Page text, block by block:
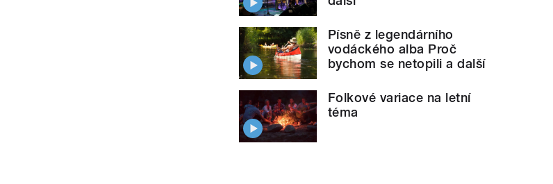
Písně z legendárního
vodáckého alba Proč
bychom se netopili a další
Folkové variace na letní
téma